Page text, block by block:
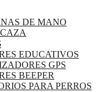
DE MANO
EDUCATIVOS
GPS
BEEPER
PARA PERROS